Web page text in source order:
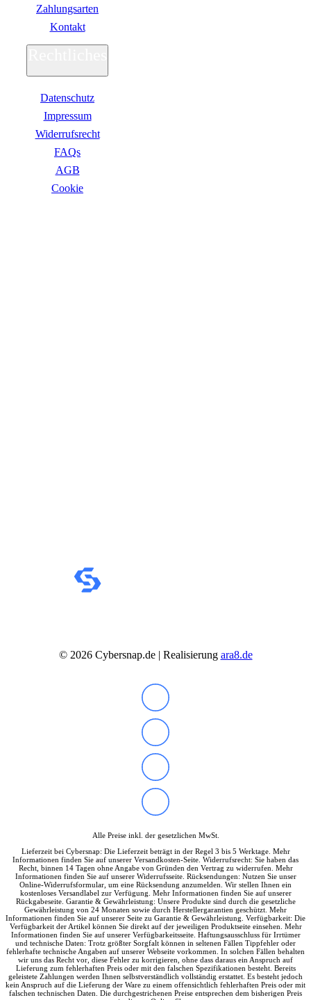
Zahlungsarten
Kontakt
Datenschutz
Impressum
Widerrufsrecht
FAQs
AGB
Сookie
© 2026Cybersnap.de | Realisierung ara8.de
Alle Preise inkl. der gesetzlichen MwSt.
Lieferzeit bei Cybersnap: Die Lieferzeit beträgt in der Regel 3 bis 5 Werktage. Mehr
Informationen finden Sie auf unserer Versandkosten-Seite. Widerrufsrecht: Sie haben das
Recht, binnen 14 Tagen ohne Angabe von Gründen den Vertrag zu widerrufen. Mehr
Informationen finden Sie auf unserer Widerrufsseite. Rücksendungen: Nutzen Sie unser
Online-Widerrufsformular, um eine Rücksendung anzumelden. Wir stellen Ihnen ein
kostenloses Versandlabel zur Verfügung. Mehr Informationen finden Sie auf unserer
Rückgabeseite. Garantie & Gewährleistung: Unsere Produkte sind durch die gesetzliche
Gewährleistung von 24 Monaten sowie durch Herstellergarantien geschützt. Mehr
Informationen finden Sie auf unserer Seite zu Garantie & Gewährleistung. Verfügbarkeit: Die
Verfügbarkeit der Artikel können Sie direkt auf der jeweiligen Produktseite einsehen. Mehr
Informationen finden Sie auf unserer Verfügbarkeitsseite. Haftungsausschluss für Irrtümer
und technische Daten: Trotz größter Sorgfalt können in seltenen Fällen Tippfehler oder
fehlerhafte technische Angaben auf unserer Webseite vorkommen. In solchen Fällen behalten
wir uns das Recht vor, diese Fehler zu korrigieren, ohne dass daraus ein Anspruch auf
Lieferung zum fehlerhaften Preis oder mit den falschen Spezifikationen besteht. Bereits
geleistete Zahlungen werden Ihnen selbstverständlich vollständig erstattet. Es besteht jedoch
kein Anspruch auf die Lieferung der Ware zu einem offensichtlich fehlerhaften Preis oder mit
falschen technischen Daten. Die durchgestrichenen Preise entsprechen dem bisherigen Preis